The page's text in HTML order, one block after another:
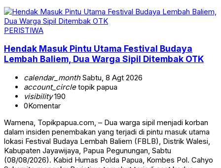
PERISTIWA
Hendak Masuk Pintu Utama Festival Budaya
Lembah Baliem, Dua Warga Sipil Ditembak OTK
calendar_monthSabtu, 8 Agt 2026
account_circletopik papua
visibility190
0Komentar
Wamena, Topikpapua.com, – Dua warga sipil menjadi korban
dalam insiden penembakan yang terjadi di pintu masuk utama
lokasi Festival Budaya Lembah Baliem (FBLB), Distrik Walesi,
Kabupaten Jayawijaya, Papua Pegunungan, Sabtu
(08/08/2026). Kabid Humas Polda Papua, Kombes Pol. Cahyo